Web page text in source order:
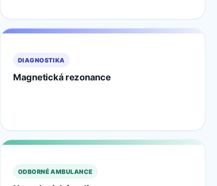
DIAGNOSTIKA
Magnetická rezonance
ODBORNÉ AMBULANCE